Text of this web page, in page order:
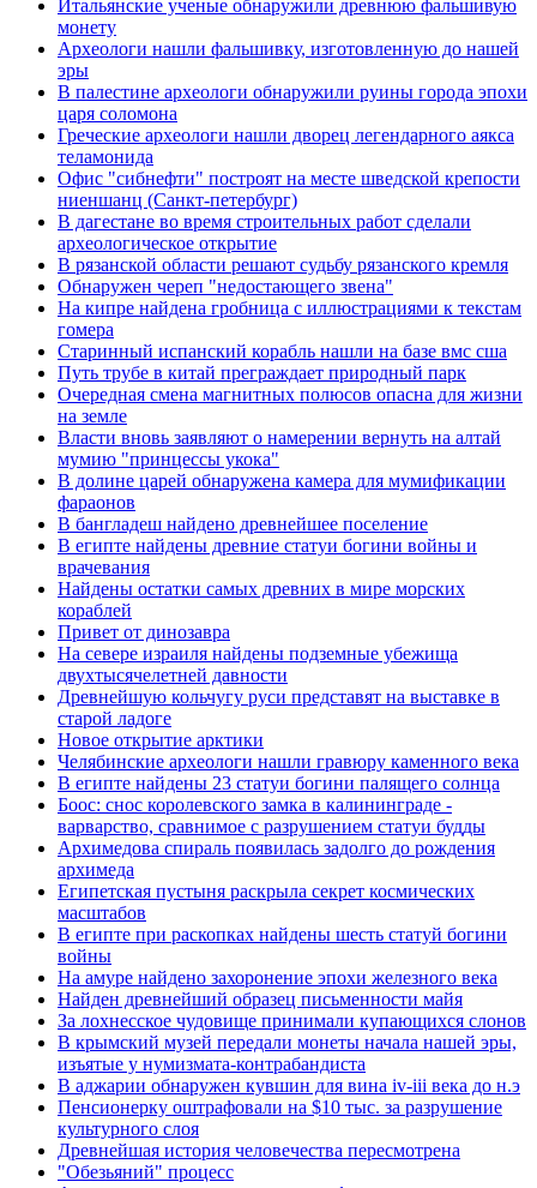
Итальянские ученые обнаружили древнюю фальшивую
монету
Археологи нашли фальшивку, изготовленную до нашей
эры
В палестине археологи обнаружили руины города эпохи
царя соломона
Греческие археологи нашли дворец легендарного аякса
теламонида
Офис "сибнефти" построят на месте шведской крепости
ниеншанц (Санкт-петербург)
В дагестане во время строительных работ сделали
археологическое открытие
В рязанской области решают судьбу рязанского кремля
Обнаружен череп "недостающего звена"
На кипре найдена гробница с иллюстрациями к текстам
гомера
Старинный испанский корабль нашли на базе вмс сша
Путь трубе в китай преграждает природный парк
Очередная смена магнитных полюсов опасна для жизни
на земле
Власти вновь заявляют о намерении вернуть на алтай
мумию "принцессы укока"
В долине царей обнаружена камера для мумификации
фараонов
В бангладеш найдено древнейшее поселение
В египте найдены древние статуи богини войны и
врачевания
Найдены остатки самых древних в мире морских
кораблей
Привет от динозавра
На севере израиля найдены подземные убежища
двухтысячелетней давности
Древнейшую кольчугу руси представят на выставке в
старой ладоге
Новое открытие арктики
Челябинские археологи нашли гравюру каменного века
В египте найдены 23 статуи богини палящего солнца
Боос: снос королевского замка в калининграде -
варварство, сравнимое с разрушением статуи будды
Архимедова спираль появилась задолго до рождения
архимеда
Египетская пустыня раскрыла секрет космических
масштабов
В египте при раскопках найдены шесть статуй богини
войны
На амуре найдено захоронение эпохи железного века
Найден древнейший образец письменности майя
За лохнесское чудовище принимали купающихся слонов
В крымский музей передали монеты начала нашей эры,
изъятые у нумизмата-контрабандиста
В аджарии обнаружен кувшин для вина iv-iii века до н.э
Пенсионерку оштрафовали на $10 тыс. за разрушение
культурного слоя
Древнейшая история человечества пересмотрена
"Обезьяний" процесс